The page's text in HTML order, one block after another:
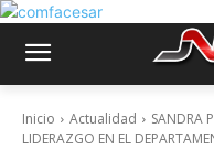
Inicio Actualidad
SANDRA
LIDERAZGO EN EL